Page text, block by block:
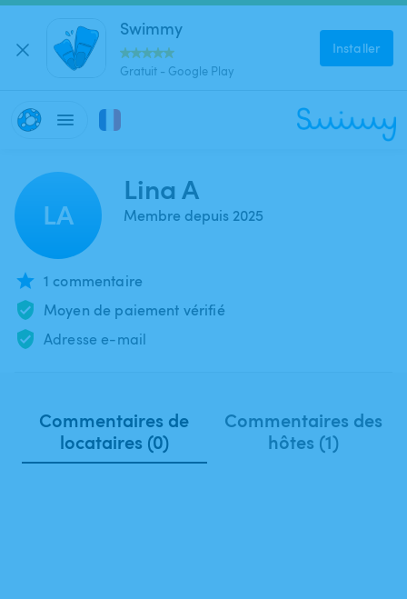
Swimmy
Gratuit - Google Play
Installer
LA
Lina A
Membre depuis 2025
1 commentaire
Moyen de paiement vérifié
Adresse e-mail
Commentaires de
locataires (0)
Commentaires des
hôtes (1)